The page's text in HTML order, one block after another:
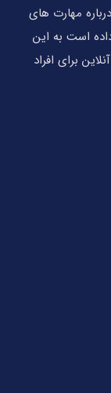
در 7 سال گذشته درباره مهارت های
است به این
برای افراد